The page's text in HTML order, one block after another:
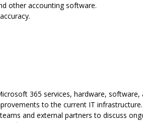
other accounting software.
365 services, hardware, software,
to the current IT infrastructure.
and external partners to discuss